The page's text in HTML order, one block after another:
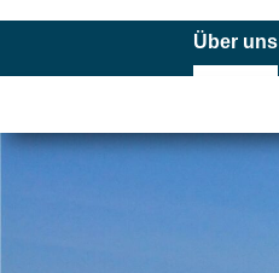
Über uns